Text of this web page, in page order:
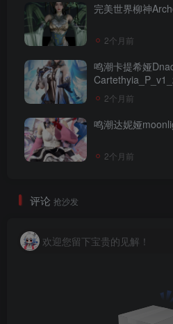
完美世界柳神
2个月前
鸣潮卡提希娅
2个月前
鸣潮达妮娅
2个月前
评论 抢沙发
欢迎您留下宝贵的见解！